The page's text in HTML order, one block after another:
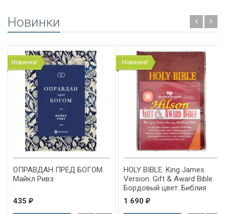
Новинки
Новинка!
ОПРАВДАН ПРЕД БОГОМ.
Майкл Ривз
435 ₽
Новинка!
HOLY BIBLE. King James
Version. Gift & Award Bible.
Бордовый цвет. Библия
Короля Иакова на
английском языке.
1 690 ₽